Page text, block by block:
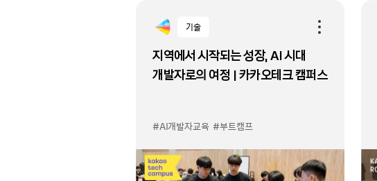
기술
지역에서 시작되는 성장, AI 시대
개발자로의 여정 | 카카오테크 캠퍼스
#AI개발자교육 #부트캠프